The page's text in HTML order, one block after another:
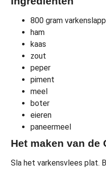
800 gram
ham
kaas
zout
peper
piment
meel
boter
eieren
paneermeel
Het maken van de
Sla het varkensvlees plat.